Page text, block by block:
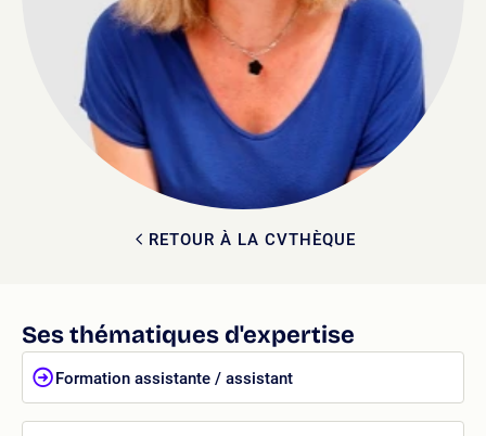
RETOUR À LA CVTHÈQUE
Ses thématiques d'expertise
Formation assistante / assistant